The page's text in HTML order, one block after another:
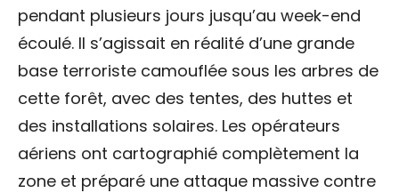
pendant plusieurs jours jusqu’au week-end
écoulé. Il s’agissait en réalité d’une grande
base terroriste camouflée sous les arbres de
cette forêt, avec des tentes, des huttes et
des installations solaires. Les opérateurs
aériens ont cartographié complètement la
zone et préparé une attaque massive contre